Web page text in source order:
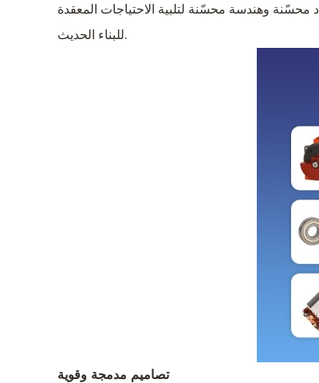
محسّنة وهندسة محسّنة لتلبية الاحتياجات المعقدة
للبناء الحديث.
تصاميم مدمجة وقوية